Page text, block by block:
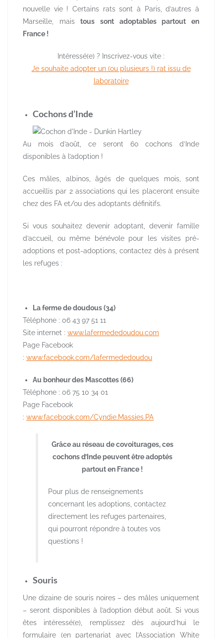
nouvelle vie ! Certains rats sont à Paris, d’autres à
Marseille, maistous sont adoptables partout en
France !
Intéressé(e) ? Inscrivez-vous vite :
Je souhaite adopter un (ou plusieurs !) rat issu de
laboratoire
Cochons d’Inde
Au mois d’août, ce seront 60 cochons d’Inde
disponibles à l’adoption !
Ces mâles, albinos, âgés de quelques mois, sont
accueillis par 2 associations qui les placeront ensuite
chez des FA et/ou des adoptants définitifs.
Si vous souhaitez devenir adoptant, devenir famille
d’accueil, ou même bénévole pour les visites pré-
adoptions et post-adoptions, contactez dès à présent
les refuges :
La ferme de doudous (34)
Téléphone : 06 43 97 51 11
Site internet : www.lafermededoudou.com
Page Facebook
: www.facebook.com/lafermededoudou
Au bonheur des Mascottes (66)
Téléphone : 06 75 10 34 01
Page Facebook
: www.facebook.com/Cyndie.Massies.PA
Grâce au réseau de covoiturages, ces
cochons d’Inde peuvent être adoptés
partout en France !
Pour plus de renseignements
concernant les adoptions, contactez
directement les refuges partenaires,
qui pourront répondre à toutes vos
questions !
Souris
Une dizaine de souris noires – des mâles uniquement
– seront disponibles à l’adoption début août. Si vous
êtes intéressé(e), remplissez dès aujourd’hui le
formulaire (en partenariat avec l’Association White